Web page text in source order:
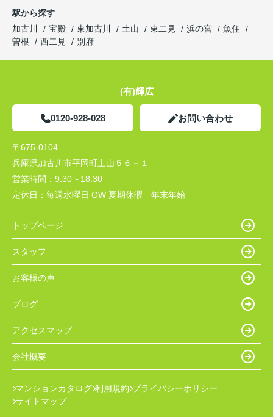
駅から探す
加古川
宝殿 東加古川 土山 東二見 浜の宮
魚住
曽根
西二見 別府
(有)輝広
0120-928-028 お問い合わせ
〒675-0104
兵庫県加古川市平岡町土山５６－１
営業時間： 9:30～18:30
定休日： 毎週水曜日 GW 夏期休暇 年末年始
トップページ
スタッフ
お客様の声
ブログ
アクセスマップ
会社概要
マンションカタログ 利用規約 プライバシーポリシー
サイトマップ